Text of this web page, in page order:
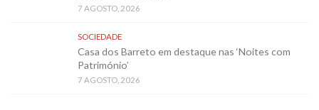
7 AGOSTO, 2026
SOCIEDADE
Casa dos Barreto em destaque nas ‘Noites com
Património’
7 AGOSTO, 2026